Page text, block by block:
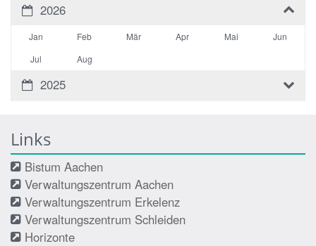
2026
Jan Feb Mär Apr Mai
Jun
Jul
Aug
2025
Links
Bistum Aachen
Verwaltungszentrum Aachen
Verwaltungszentrum Erkelenz
Verwaltungszentrum Schleiden
Horizonte